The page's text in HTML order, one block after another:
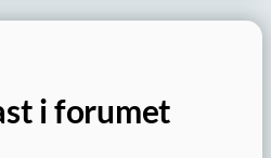
i forumet